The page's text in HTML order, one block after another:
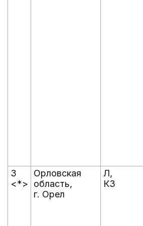
3
<*>
Орловская
область,
г. Орел
Л,
КЗ